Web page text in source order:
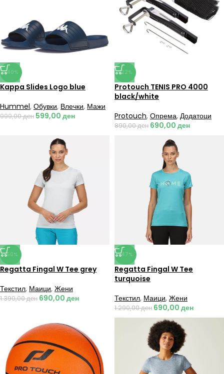
-40%
Kappa Slides Logo blue
Hummel, Обувки, Влечки, Мажи
999,00ден 599,00 ден
-22%
Protouch TENIS PRO 4000
black/white
Protouch, Опрема, Додатоци
890,00ден 690,00 ден
-50%
Regatta Fingal W Tee grey
Текстил, Маици, Жени
1.390,00ден 690,00 ден
-47%
Regatta Fingal W Tee
turquoise
Текстил, Маици, Жени
1.290,00ден 690,00 ден